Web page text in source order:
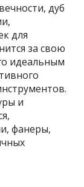
дуб
для
за свою
идеальным
и
фанеры,